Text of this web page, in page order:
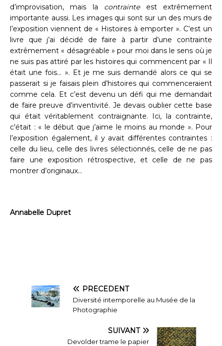
d’improvisation, mais la contrainteest extrêmement
importante aussi. Les images qui sont sur un des murs de
l’exposition viennent de « Histoires à emporter ». C’est un
livre que j’ai décidé de faire à partir d’une contrainte
extrêmement « désagréable » pour moi dans le sens où je
ne suis pas attiré par les histoires qui commencent par « Il
était une fois… ». Et je me suis demandé alors ce qui se
passerait si je faisais plein d’histoires qui commenceraient
comme cela. Et c’est devenu un défi qui me demandait
de faire preuve d’inventivité. Je devais oublier cette base
qui était véritablement contraignante. Ici, la contrainte,
c’était : « le début que j’aime le moins au monde ». Pour
l’exposition également, il y avait différentes contraintes :
celle du lieu, celle des livres sélectionnés, celle de ne pas
faire une exposition rétrospective, et celle de ne pas
montrer d’originaux…
Annabelle Dupret
PRÉCÉDENT
Diversité intemporelle au Musée de la
Photographie
SUIVANT
Devolder trame le papier